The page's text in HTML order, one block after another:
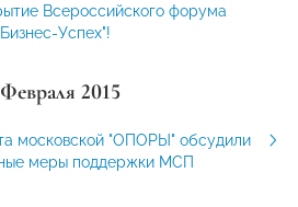
Всероссийского форума
Успех"!
2015
московской "ОПОРЫ" обсудили
меры поддержки МСП